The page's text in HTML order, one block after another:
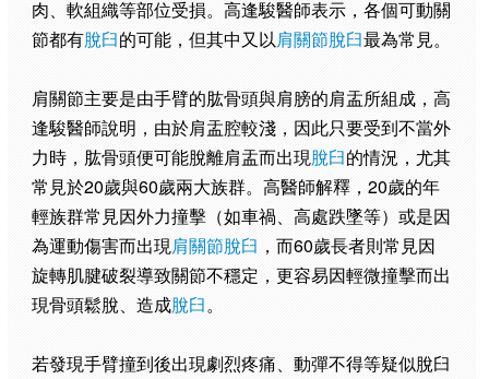
肉、軟組織等部位受損。高逢駿醫師表示，各個可動關
節都有脫臼的可能，但其中又以肩關節脫臼最為常見。
肩關節主要是由手臂的肱骨頭與肩膀的肩盂所組成，高
逢駿醫師說明，由於肩盂腔較淺，因此只要受到不當外
力時，肱骨頭便可能脫離肩盂而出現脫臼的情況，尤其
常見於20歲與60歲兩大族群。高醫師解釋，20歲的年
輕族群常見因外力撞擊（如車禍、高處跌墜等）或是因
為運動傷害而出現肩關節脫臼 ，而60歲長者則常見因
旋轉肌腱破裂導致關節不穩定，更容易因輕微撞擊而出
現骨頭鬆脫、造成脫臼。
若發現手臂撞到後出現劇烈疼痛、動彈不得等疑似脫臼